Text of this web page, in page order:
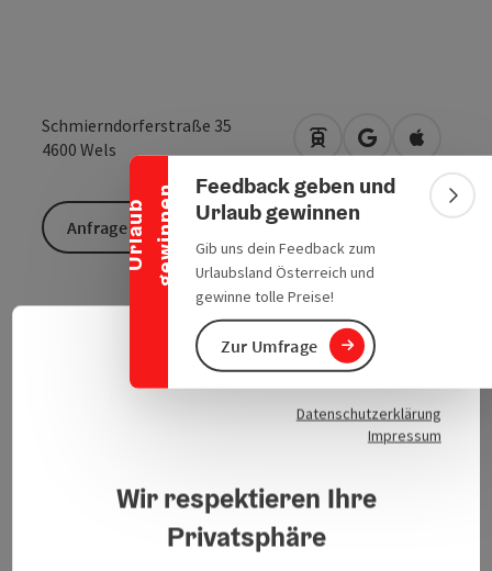
U
r
l
a
u
b
g
e
w
i
n
n
e n
Banner einklappen
Feedback geben und
Urlaub gewinnen
Gib uns dein Feedback zum
Urlaubsland Österreich und
gewinne tolle Preise!
Zur Umfrage
Schmierndorferstraße 35
4600 Wels Anreise mit
in Googlein Apple
Betrieben wird eine Tabak-Trafik mit angeschlossener
Lotto Toto Annahmestelle.
Öffnungszeiten
Anfrage senden
Datenschutzerklärung
Impressum
Wir respektieren Ihre
Privatsphäre